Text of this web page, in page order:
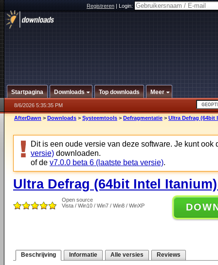
Registreren|Login:
Startpagina Downloads Top downloads Meer
8/6/2026 5:35:35 PM
AfterDawn > Downloads > Systeemtools > Defragmentatie > Ultra Defrag (64bit
Dit is een oude versie van deze software. Je kunt ook
versie) downloaden.
of de v7.0.0 beta 6 (laatste beta versie).
Ultra Defrag (64bit Intel
Open source
Vista / Win10 / Win7 / Win8 / WinXP
Beschrijving Informatie Alle versies Reviews